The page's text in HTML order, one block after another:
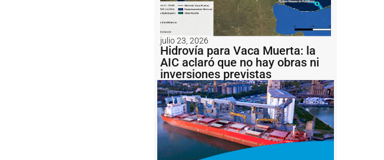
julio 23, 2026
Hidrovía para Vaca Muerta: la
AIC aclaró que no hay obras ni
inversiones previstas